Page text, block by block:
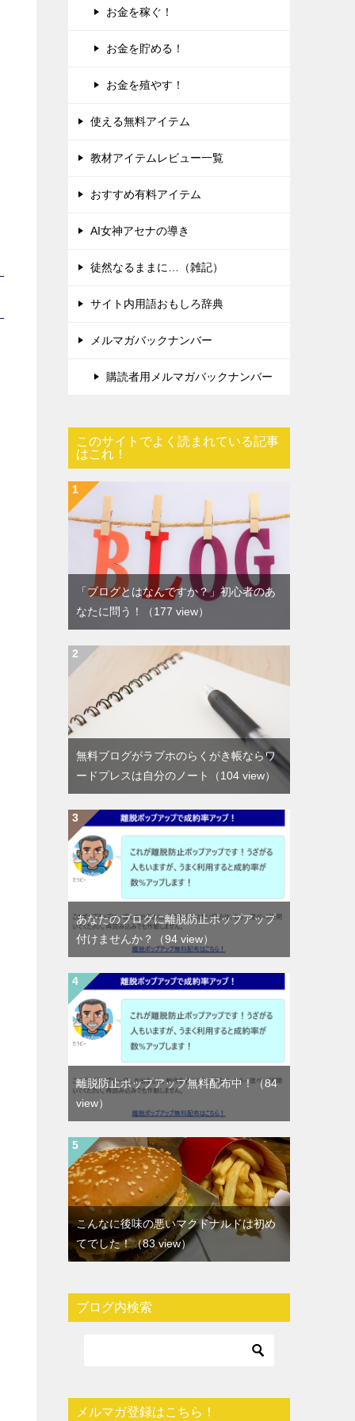
お金を稼ぐ！
お金を貯める！
お金を殖やす！
使える無料アイテム
教材アイテムレビュー一覧
おすすめ有料アイテム
AI女神アセナの導き
徒然なるままに…（雑記）
サイト内用語おもしろ辞典
メルマガバックナンバー
購読者用メルマガバックナンバー
このサイトでよく読まれている記事
はこれ！
「ブログとはなんですか？」初心者のあ
なたに問う！
（177 view）
無料ブログがラブホのらくがき帳ならワ
ードプレスは自分のノート
（104 view）
あなたのブログに離脱防止ポップアップ
付けませんか？
（94 view）
離脱防止ポップアップ無料配布中！（84
view）
こんなに後味の悪いマクドナルドは初め
てでした！（83 view）
ブログ内検索
メルマガ登録はこちら！